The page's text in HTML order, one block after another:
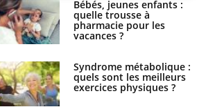
Bébés, jeunes enfants :
quelle trousse à
pharmacie pour les
vacances ?
Syndrome métabolique :
quels sont les meilleurs
exercices physiques ?